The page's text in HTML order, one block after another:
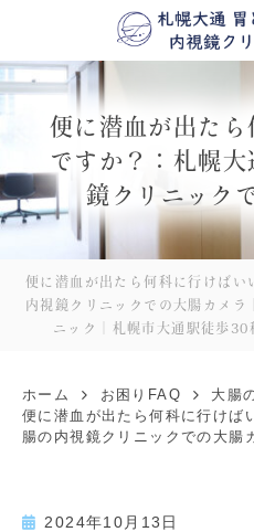
便に潜血が出た
ですか？：札幌
鏡クリニック
便に潜血が出たら何科に行けばい
内視鏡クリニックでの大腸カメラ
ニック｜札幌市大通駅徒歩30
ホーム お困りFAQ
大腸
便に潜血が出たら何科に行けば
腸の内視鏡クリニックでの大腸
2024年10月13日